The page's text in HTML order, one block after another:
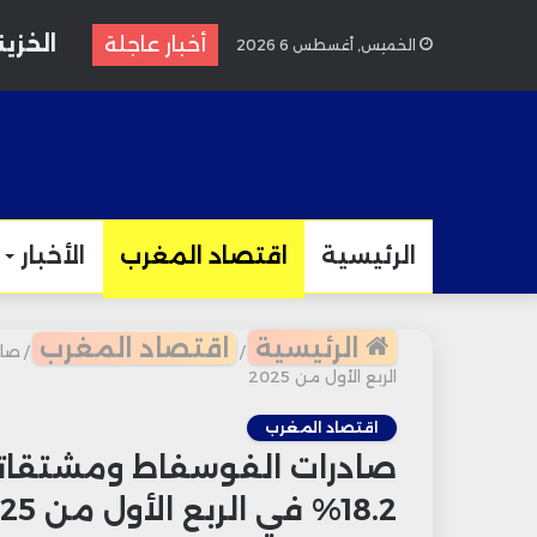
الخميس, أغسطس 6 2026 أخبار عاجلة
الرئيسية اقتصاد المغرب الأخبار
الرئيسية / اقتصاد المغرب /
الربع الأول من 2025
اقتصاد المغرب
صادرات الفوسفاط
18.2% في الربع الأول من 2025